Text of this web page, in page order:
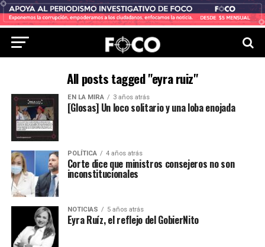
All posts tagged "eyra ruiz"
EN LA MIRA 3 años atrás
[Glosas] Un loco solitario y una loba enojada
POLÍTICA 4 años atrás
Corte dice que ministros consejeros no son
inconstitucionales
NOTICIAS 5 años atrás
Eyra Ruíz, el reflejo del GobierNito